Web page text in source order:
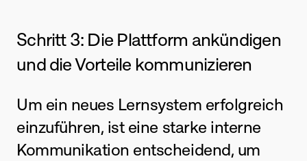
Schritt 3: Die Plattform ankündigen
und die Vorteile kommunizieren
Um ein neues Lernsystem erfolgreich
einzuführen, ist eine starke interne
Kommunikation entscheidend, um